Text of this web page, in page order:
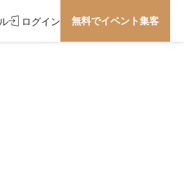
ログイン 無料でイベント集客